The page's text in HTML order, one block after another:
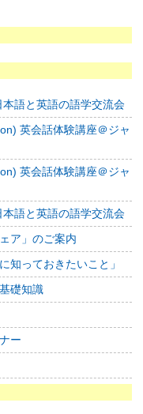
語と英語の語学交流会
英会話体験講座＠ジャ
英会話体験講座＠ジャ
語と英語の語学交流会
ア」のご案内
知っておきたいこと」
礎知識
ー